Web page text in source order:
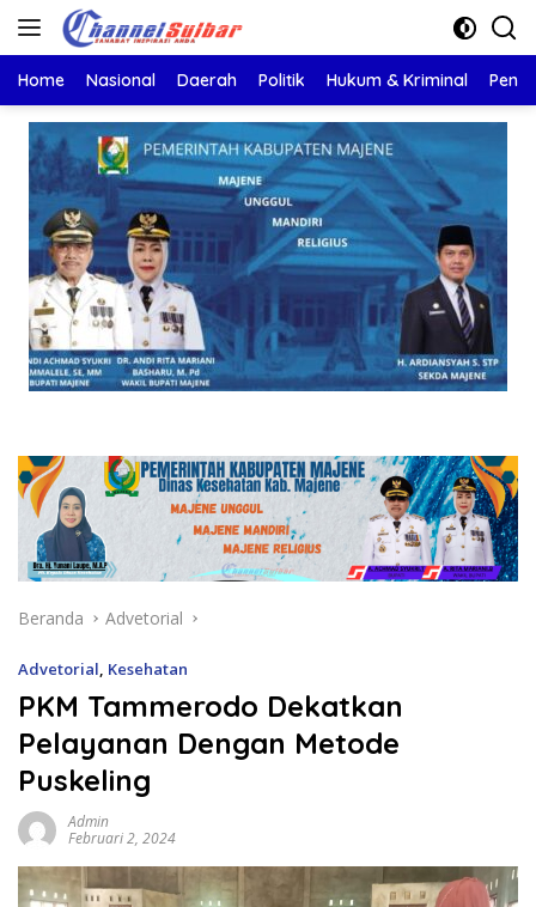
Langsung
Home Nasional Daerah Politik Hukum & Kriminal
Beranda Advetorial
Advetorial Kesehatan
PKM Tammerodo Dekatkan
Pelayanan Dengan Metode
Puskeling
Admin
Februari 2, 2024